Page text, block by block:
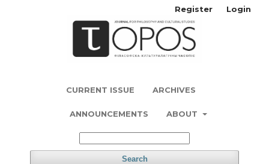
CURRENT ISSUE ARCHIVES
ANNOUNCEMENTS ABOUT
Search
Register Login